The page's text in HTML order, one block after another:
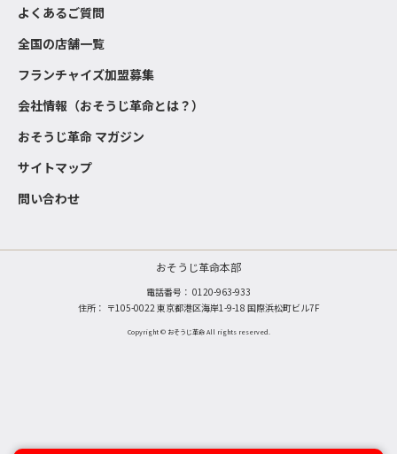
よくあるご質問
全国の店舗一覧
フランチャイズ加盟募集
会社情報（おそうじ革命とは？）
おそうじ革命 マガジン
サイトマップ
問い合わせ
おそうじ革命本部
電話番号： 0120-963-933
住所： 〒105-0022 東京都港区海岸1-9-18 国際浜松町ビル7F
Copyright © おそうじ革命 All rights reserved.